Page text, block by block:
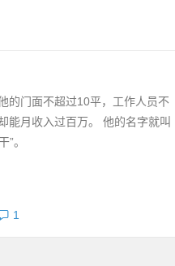
的门面不超过10平，工作人员不
能月收入过百万。 他的名字就叫
。
1